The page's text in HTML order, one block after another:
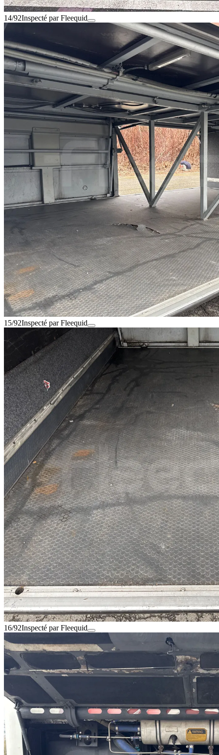
14/92Inspecté par Fleequid
15/92Inspecté par Fleequid
16/92Inspecté par Fleequid